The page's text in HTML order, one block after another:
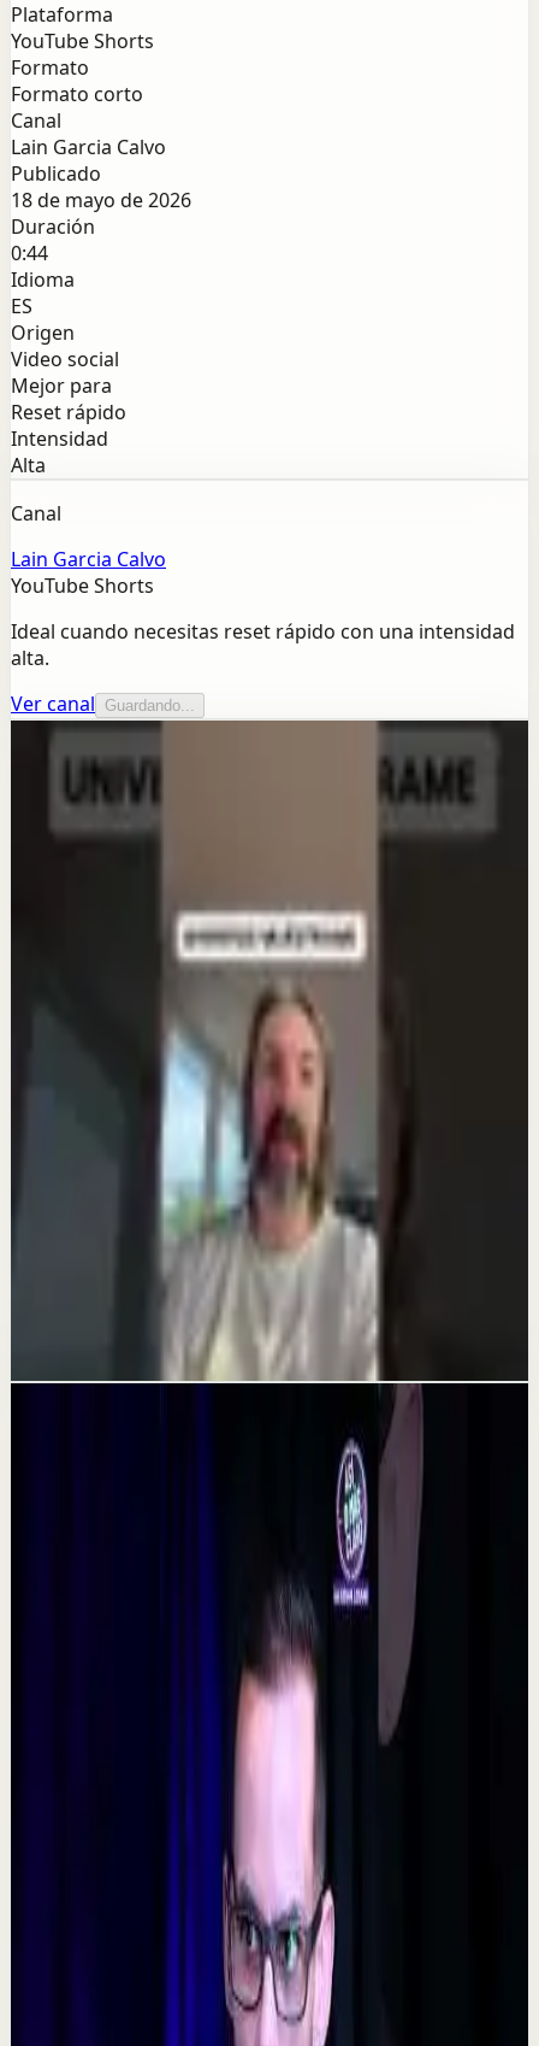
Plataforma
YouTube Shorts
Formato
Formato corto
Canal
Lain Garcia Calvo
Publicado
18 de mayo de 2026
Duración
0:44
Idioma
ES
Origen
Video social
Mejor para
Reset rápido
Intensidad
Alta
Canal
Lain Garcia Calvo
YouTube Shorts
Ideal cuando necesitas reset rápido con una intensidad
alta.
Ver canal
Guardando...
Más de este canal
Lain Garcia Calvo
Seguir explorando
5 Secretos de la Riqueza Judía para crear más
Abundancia y nunca más Sufrir por Dinero
Cómo usé Las Siestas Para Manifestar
Abundancia, Éxito y Prosperidad
Universo muéstrame
La consecuencia de una falta de desconexión.
#tevasamorir #huracandreyfus #diegodreyfus
Video estándar
𝐓𝐨𝐦𝐚 𝐥𝐚𝐬 𝐝𝐞𝐜𝐢𝐬𝐢𝐨𝐧𝐞𝐬 𝐝𝐢𝐟í𝐜𝐢𝐥𝐞𝐬 - Poderoso Discurso